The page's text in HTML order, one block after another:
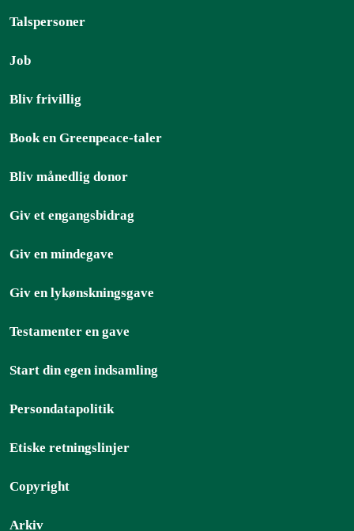
Talspersoner
Job
Bliv frivillig
Book en Greenpeace-taler
Bliv månedlig donor
Giv et engangsbidrag
Giv en mindegave
Giv en lykønskningsgave
Testamenter en gave
Start din egen indsamling
Persondatapolitik
Etiske retningslinjer
Copyright
Arkiv